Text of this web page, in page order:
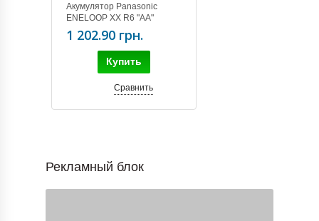
Акумулятор Panasonic
ENELOOP XX R6 "АА"
(2500mAh) x 4шт. BK-
3HCDE/4BE Ni-Mh
1 202.90 грн.
Купить
Сравнить
Рекламный блок